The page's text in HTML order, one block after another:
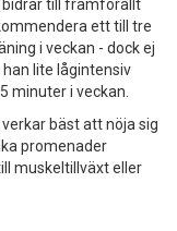
bidrar till framförallt
ett till tre
i veckan - dock ej
lite lågintensiv
minuter i veckan.
bäst att nöja sig
promenader
muskeltillväxt eller